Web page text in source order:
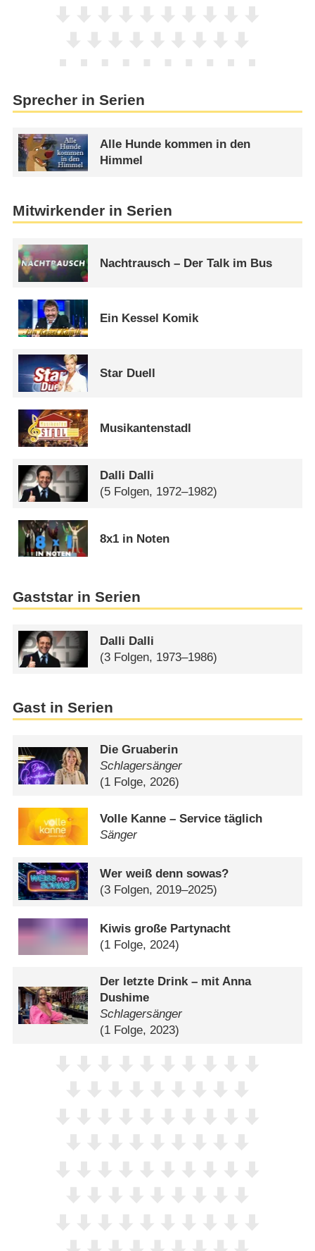
Sprecher in Serien
Alle Hunde kommen in den
Himmel
Mitwirkender in Serien
Nachtrausch – Der Talk im Bus
Ein Kessel Komik
Star Duell
Musikantenstadl
Dalli Dalli
(5 Folgen, 1972–1982)
8x1 in Noten
Gaststar in Serien
Dalli Dalli
(3 Folgen, 1973–1986)
Gast in Serien
Die Gruaberin
Schlagersänger
(1 Folge, 2026)
Volle Kanne – Service täglich
Sänger
Wer weiß denn sowas?
(3 Folgen, 2019–2025)
Kiwis große Partynacht
(1 Folge, 2024)
Der letzte Drink – mit Anna
Dushime
Schlagersänger
(1 Folge, 2023)